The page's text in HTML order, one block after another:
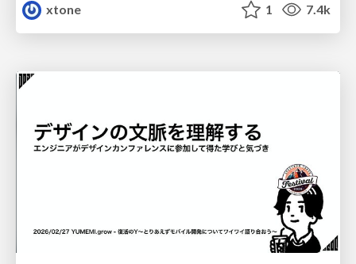
xtone
1 7.4k